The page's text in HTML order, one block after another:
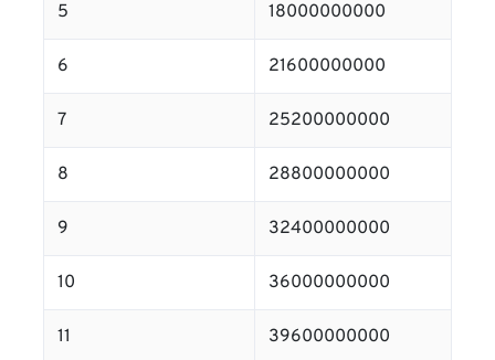
5 18000000000
6 21600000000
7 25200000000
8 28800000000
9 32400000000
10 36000000000
11 39600000000